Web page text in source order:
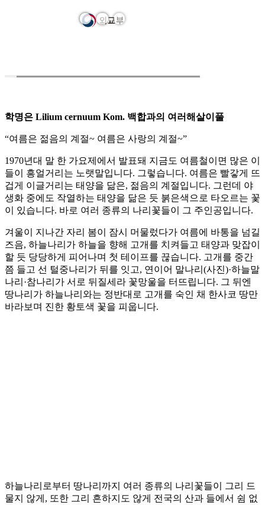
학명은 Lilium cernuum Kom. 백합과의 여러해살이풀
“여름은 젊음의 계절~ 여름은 사랑의 계절~”
1970년대 말 한 가요제에서 발표돼 지금도 여름철이면 많은 이
들이 흥얼거리는 노랫말입니다. 그렇습니다. 여름은 빨갛게 뜨
겁게 이글거리는 태양을 닮은, 젊음의 계절입니다. 그런데 야
생화 중에도 작열하는 태양을 닮은 듯 붉은색으로 타오르는 꽃
이 있습니다. 바로 여러 종류의 나리꽃들이 그 주인공입니다.
겨울이 지나간 자리 봄이 잠시 머물렀다가 여름에 바통을 넘길
즈음, 하늘나리가 하늘을 향해 고개를 치켜들고 태양과 맞잡이
할 듯 당당하게 피어나며 첫 테이프를 끊습니다. 고개를 중간
쯤 들고 선 털중나리가 뒤를 잇고, 연이어 말나리(사진)·하늘말
나리·참나리가 서로 뒤질세라 꽃망울을 터뜨립니다. 그 뒤엔
땅나리가 하늘나리와는 정반대로 고개를 숙인 채 한사코 땅만
바라보며 진한 황토색 꽃을 피웁니다.
하늘나리로부터 땅나리까지 여러 종류의 나리꽃들이 그리 드
물지 않게, 또한 그리 흔하지도 않게 전국의 산과 들에서 쉼 없